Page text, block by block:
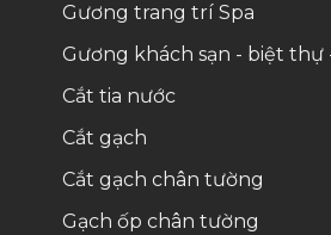
Gương trang trí Spa
Gương khách sạn - biệt thự
Cắt tia nước
Cắt gạch
Cắt gạch chân tường
Gạch ốp chân tường